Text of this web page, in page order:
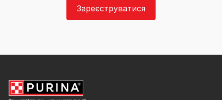
Зареєструватися